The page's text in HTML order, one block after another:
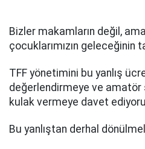
Bizler makamların değil,
çocuklarımızın geleceğinin
TFF yönetimini bu yanlış
değerlendirmeye ve
kulak vermeye davet
Bu yanlıştan derhal